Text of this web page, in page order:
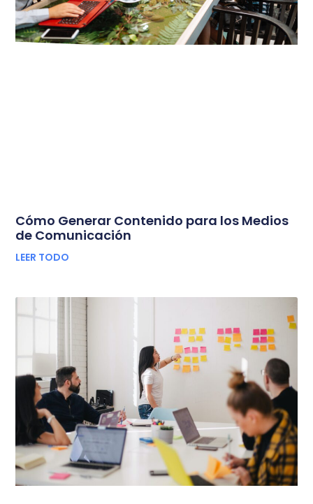
Cómo Generar Contenido para los Medios
de Comunicación
LEER TODO